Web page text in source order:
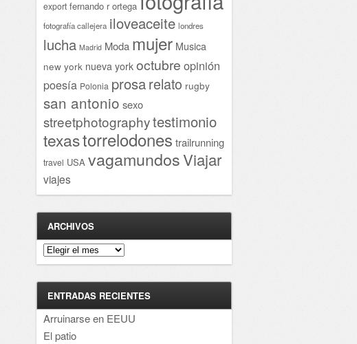
export fernando r ortega
fotografía callejera iloveaceite londres
lucha Madrid Moda mujer Musica
new york nueva york octubre opinión
poesía Polonia prosarelato rugby
san antonio sexo
streetphotographytestimonio
texastorrelodones trailrunning
travel USA vagamundosViajar
viajes
ARCHIVOS
Archivos
ENTRADAS RECIENTES
Arruinarse en EEUU
El patio